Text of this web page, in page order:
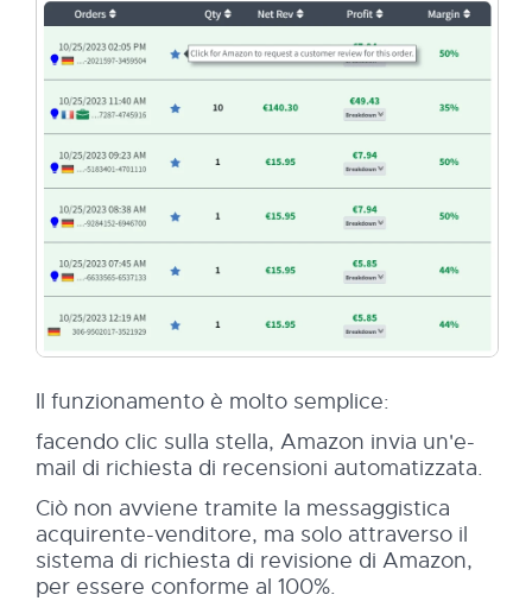
Il funzionamento è molto semplice:
facendo clic sulla stella, Amazon invia un'e-
mail di richiesta di recensioni automatizzata.
Ciò non avviene tramite la messaggistica
acquirente-venditore, ma solo attraverso il
sistema di richiesta di revisione di Amazon,
per essere conforme al 100%.